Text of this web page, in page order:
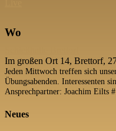
Wo
Im großen Ort 14, Brettorf,
Jeden Mittwoch treffen sich
Übungsabenden. Interessenten
Ansprechpartner: Joachim Eilts
Neues